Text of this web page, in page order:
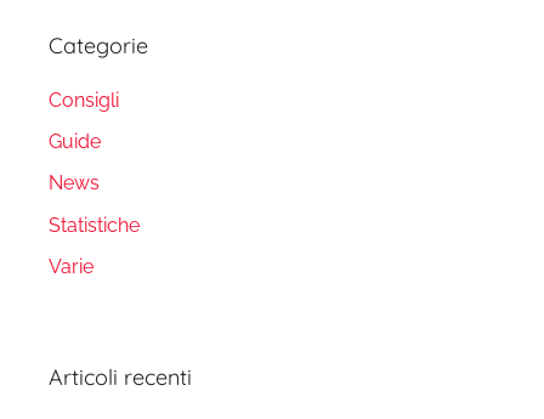
Categorie
Consigli
Guide
News
Statistiche
Varie
Articoli recenti